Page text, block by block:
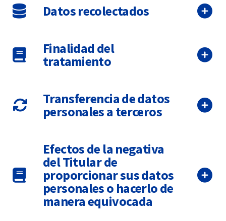
Datos recolectados
Finalidad del
tratamiento
Transferencia de datos
personales a terceros
Efectos de la negativa
del Titular de
proporcionar sus datos
personales o hacerlo de
manera equivocada